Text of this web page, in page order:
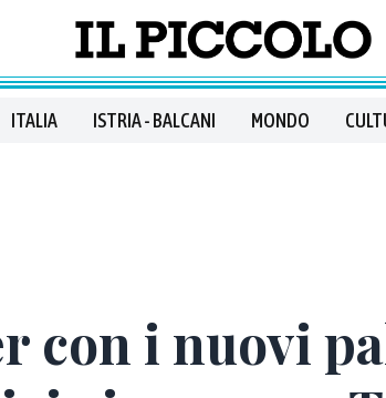
ITALIA ISTRIA - BALCANI MONDO
con i nuovi